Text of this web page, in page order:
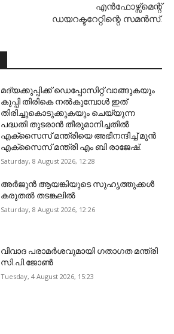
എൻഫോഴ്സ്മെന്റ്
ഡയറക്ടറേറ്റിന്റെ സമൻസ്.
മദ്യക്കുപ്പിക്ക് ഡെപ്പോസിറ്റ് വാങ്ങുകയും
കുപ്പി തിരികെ നല്‍കുമ്പോള്‍ ഇത്
തിരിച്ചുകൊടുക്കുകയും ചെയ്യുന്ന
പദ്ധതി തുടരാന്‍ തീരുമാനിച്ചതില്‍
എക്‌സൈസ് മന്ത്രിയെ അഭിനന്ദിച്ച് മുന്‍
എക്‌സൈസ് മന്ത്രി എം ബി രാജേഷ്.
Saturday, 8 August 2026, 12:28
അ‍ർജുൻ ആയങ്കിയുടെ സുഹൃത്തുക്കൾ
കരുതൽ തടങ്കലിൽ
Saturday, 8 August 2026, 12:26
വിവാദ പരാമർശവുമായി ഗതാ​ഗത മന്ത്രി
സി.പി.ജോൺ
Tuesday, 4 August 2026, 15:23